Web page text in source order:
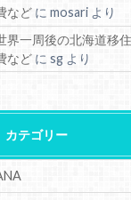
など にmosari より
界一周後の北海道移
など にsg より
カテゴリー